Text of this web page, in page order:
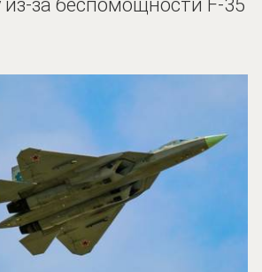
из-за беспомощности F-35